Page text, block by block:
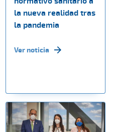
la nueva realidad tras
la pandemia
Ver noticia